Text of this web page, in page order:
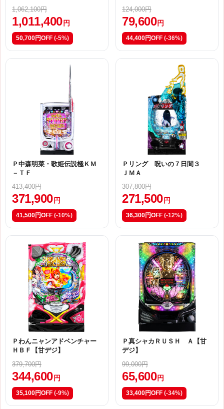
1,062,100円
1,011,400 円
50,700円OFF (-5%)
124,000円
79,600 円
44,400円OFF (-36%)
Ｐ中森明菜・歌姫伝説極ＫＭ
－ＴＦ
413,400円
371,900 円
41,500円OFF (-10%)
Ｐリング 呪いの７日間３
ＪＭＡ
307,800円
271,500 円
36,300円OFF (-12%)
Ｐわんニャンアドベンチャー
ＨＢＦ【甘デジ】
379,700円
344,600 円
35,100円OFF (-9%)
Ｐ真シャカＲＵＳＨ Ａ【甘
デジ】
99,000円
65,600 円
33,400円OFF (-34%)